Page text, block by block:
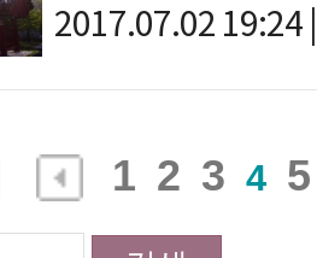
2017.07.02 19:24
1 2 3 4 5